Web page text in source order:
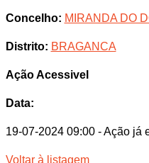
Concelho: MIRANDA DO
Distrito: BRAGANCA
Ação Acessivel
Data:
19-07-2024 09:00 - Ação já
Voltar à listagem